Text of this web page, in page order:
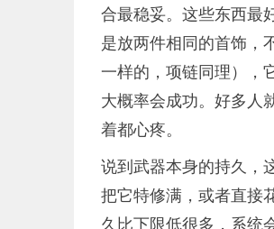
合最稳妥。这些东西最
是放两件相同的首饰，
一样的，项链同理），
大概率会成功。好多人
着都心疼。
说到武器本身的持久，
把它特修满，或者直接
久比下限低很多，系统